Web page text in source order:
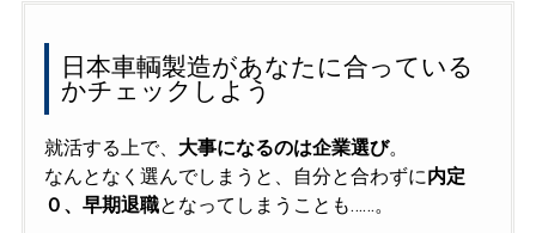
日本車輌製造があなたに合っている
かチェックしよう
就活する上で、 大事になるのは企業選び。
なんとなく選んでしまうと、自分と合わずに内定
０、早期退職となってしまうことも……。